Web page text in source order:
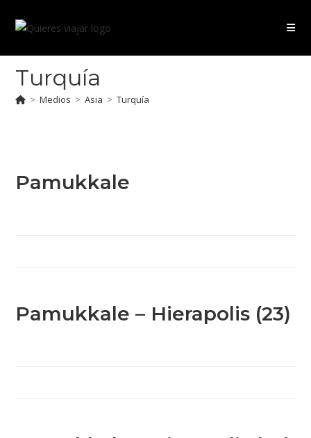
Turquía
> Medios > Asia > Turquía
Pamukkale
Pamukkale – Hierapolis (23)